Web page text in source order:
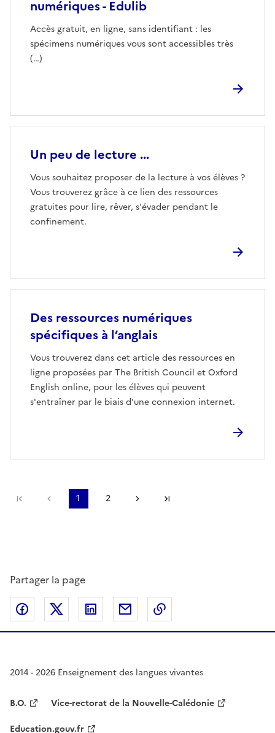
numériques - Edulib
Accès gratuit, en ligne, sans identifiant : les
spécimens numériques vous sont accessibles très
(…)
Un peu de lecture ...
Vous souhaitez proposer de la lecture à vos élèves ?
Vous trouverez grâce à ce lien des ressources
gratuites pour lire, rêver, s'évader pendant le
confinement.
Des ressources numériques
spécifiques à l’anglais
Vous trouverez dans cet article des ressources en
ligne proposées par The British Council et Oxford
English online, pour les élèves qui peuvent
s'entraîner par le biais d'une connexion internet.
Première pagepage précédente
1 2 Page suivante
Partager la page
Partager sur Facebook
Partager sur Twitter
Partager sur LinkedIn
Partager par email
2014 - 2026 Enseignement des langues vivantes
B.O.
Vice-rectorat de la Nouvelle-Calédonie
Education.gouv.fr